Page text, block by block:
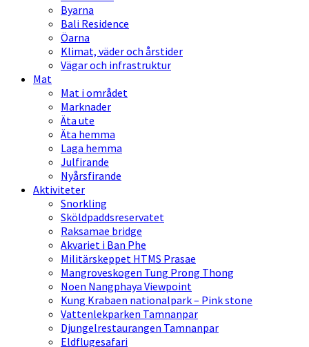
Byarna
Bali Residence
Öarna
Klimat, väder och årstider
Vägar och infrastruktur
Mat
Mat i området
Marknader
Äta ute
Äta hemma
Laga hemma
Julfirande
Nyårsfirande
Aktiviteter
Snorkling
Sköldpaddsreservatet
Raksamae bridge
Akvariet i Ban Phe
Militärskeppet HTMS Prasae
Mangroveskogen Tung Prong Thong
Noen Nangphaya Viewpoint
Kung Krabaen nationalpark – Pink stone
Vattenlekparken Tamnanpar
Djungelrestaurangen Tamnanpar
Eldflugesafari